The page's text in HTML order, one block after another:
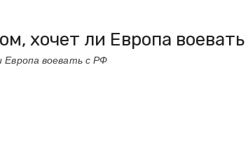
хочет ли Европа
воевать с РФ